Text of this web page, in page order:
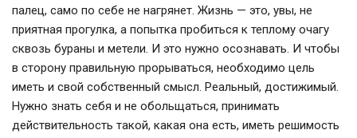
палец, само по себе не нагрянет. Жизнь — это, увы, не
приятная прогулка, а попытка пробиться к теплому очагу
сквозь бураны и метели. И это нужно осознавать. И чтобы
в сторону правильную прорываться, необходимо цель
иметь и свой собственный смысл. Реальный, достижимый.
Нужно знать себя и не обольщаться, принимать
действительность такой, какая она есть, иметь решимость